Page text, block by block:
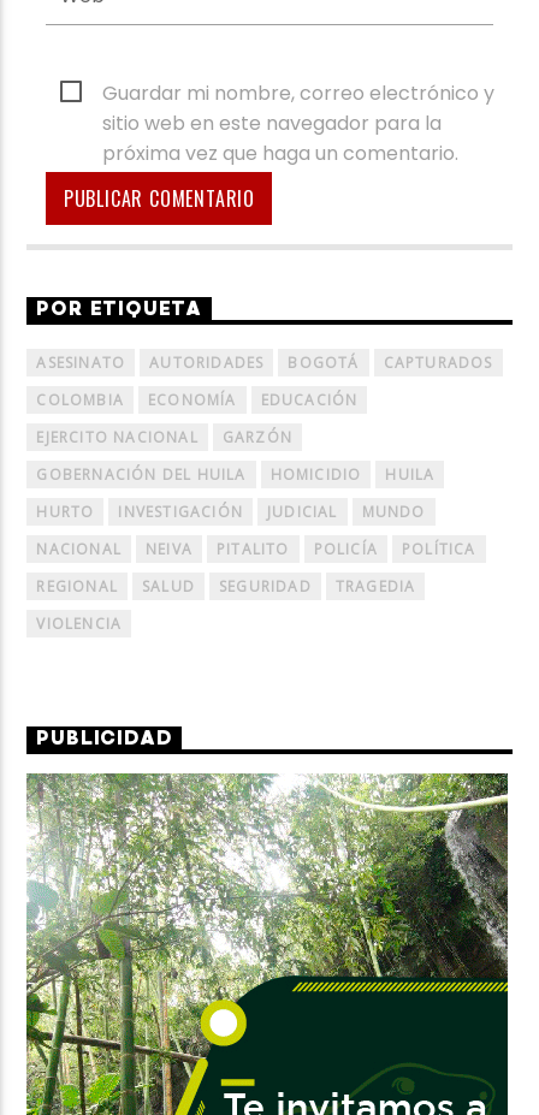
Guardar mi nombre, correo electrónico y
sitio web en este navegador para la
próxima vez que haga un comentario.
POR ETIQUETA
ASESINATO AUTORIDADES BOGOTÁ
CAPTURADOS
COLOMBIA
ECONOMÍA
EDUCACIÓN
EJERCITO NACIONAL
GARZÓN
GOBERNACIÓN DEL HUILA
HOMICIDIO
HUILA
HURTO
INVESTIGACIÓN JUDICIAL
MUNDO
NACIONAL
NEIVA PITALITO POLICÍA
POLÍTICA
REGIONAL
SALUD SEGURIDAD
TRAGEDIA
VIOLENCIA
PUBLICIDAD